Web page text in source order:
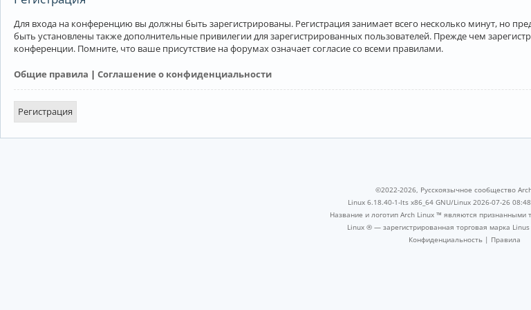
Для входа на конференцию вы должны быть зарегистрированы. Регистрация занимает всего несколько минут, но
быть установлены также дополнительные привилегии для зарегистрированных пользователей. Прежде чем
конференции. Помните, что ваше присутствие на форумах означает согласие со всеми правилами.
Общие правила | Соглашение о конфиденциальности
Регистрация
©2022-2026, Русскоязычное сообщество
Linux 6.18.40-1-lts x86_64 GNU/Linux 2026-07-26
Название и логотип Arch Linux ™ являются признанными
Linux ® — зарегистрированная торговая марка
Конфиденциальность | Правила